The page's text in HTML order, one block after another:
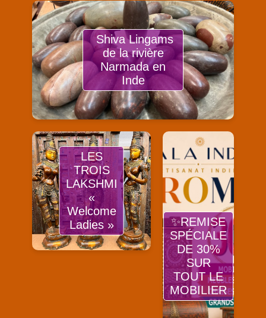
Shiva Lingams
de la rivière
Narmada en
Inde
LES
TROIS
LAKSHMI
«
Welcome
Ladies »
✨REMISE
SPÉCIALE
DE 30%
SUR
TOUT LE
MOBILIER